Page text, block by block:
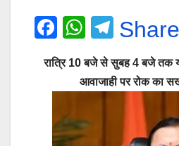
F
c
e
b
o
W
h
at
s
A
p
T
e
gr
m
Share
रात्रि 10 बजे से सुबह 4 बजे तक
आवाजाही पर रोक का